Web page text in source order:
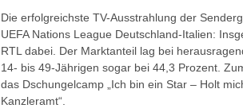
Die erfolgreichste TV-Ausstrahlung der
UEFA Nations League Deutschland-Italien:
RTL dabei. Der Marktanteil lag bei
14- bis 49-Jährigen sogar bei 44,3 Prozent.
das Dschungelcamp „Ich bin ein Star – Holt
Kanzleramt“.